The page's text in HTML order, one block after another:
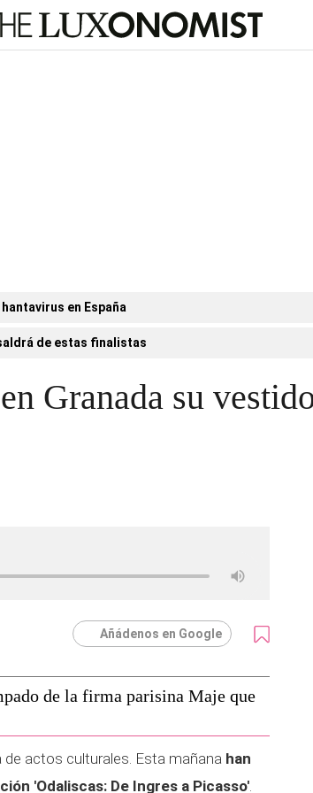
en España
de estas finalistas
Granada su
Añádenos en Google
de la firma parisina Maje que
actos culturales. Esta mañana han
'Odaliscas: De Ingres a Picasso'.